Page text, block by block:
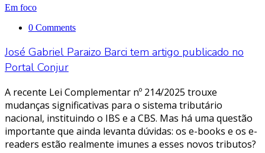
Em foco
0 Comments
José Gabriel Paraizo Barci tem artigo publicado no
Portal Conjur
A recente Lei Complementar nº 214/2025 trouxe
mudanças significativas para o sistema tributário
nacional, instituindo o IBS e a CBS. Mas há uma questão
importante que ainda levanta dúvidas: os e-books e os e-
readers estão realmente imunes a esses novos tributos?